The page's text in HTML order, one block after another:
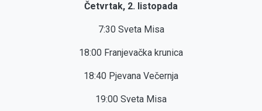
Četvrtak, 2. listopada
7:30 Sveta Misa
18:00 Franjevačka krunica
18:40 Pjevana Večernja
19:00 Sveta Misa